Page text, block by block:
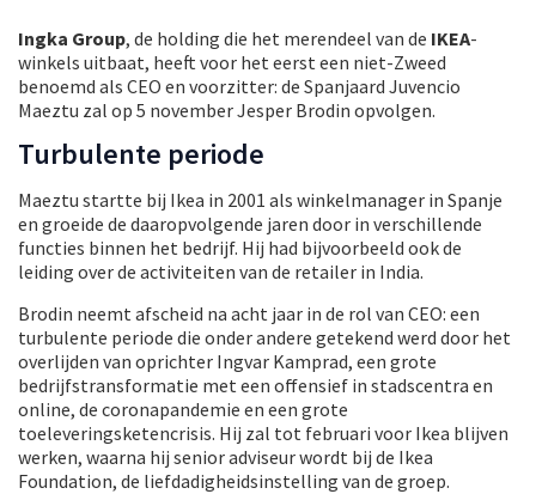
Ingka Group, de holding die het merendeel van de IKEA-
winkels uitbaat, heeft voor het eerst een niet-Zweed
benoemd als CEO en voorzitter: de Spanjaard Juvencio
Maeztu zal op 5 november Jesper Brodin opvolgen.
Turbulente periode
Maeztu startte bij Ikea in 2001 als winkelmanager in Spanje
en groeide de daaropvolgende jaren door in verschillende
functies binnen het bedrijf. Hij had bijvoorbeeld ook de
leiding over de activiteiten van de retailer in India.
Brodin neemt afscheid na acht jaar in de rol van CEO: een
turbulente periode die onder andere getekend werd door het
overlijden van oprichter Ingvar Kamprad, een grote
bedrijfstransformatie met een offensief in stadscentra en
online, de coronapandemie en een grote
toeleveringsketencrisis. Hij zal tot februari voor Ikea blijven
werken, waarna hij senior adviseur wordt bij de Ikea
Foundation, de liefdadigheidsinstelling van de groep.